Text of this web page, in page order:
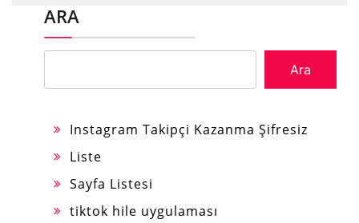
ARA
Ara
Instagram Takipçi Kazanma Şifresiz
Liste
Sayfa Listesi
tiktok hile uygulaması